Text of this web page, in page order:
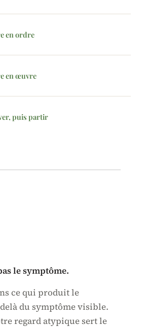
en ordre
en œuvre
puis partir
le symptôme.
ce qui produit le
du symptôme visible.
regard atypique sert le